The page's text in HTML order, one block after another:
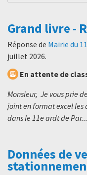
Grand livre -
Réponse de Mairie du
juillet 2026.
En attente de
Monsieur, Je vous prie
joint en format excel les
dans le 11e ardt de Par...
Données de